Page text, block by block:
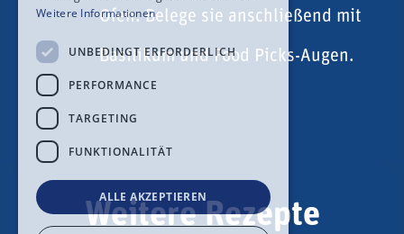
Ofen. Belege sie anschließend mit
Basilikum und Food Picks-Augen.
Weitere Rezepte
Weitere Informationen
UNBEDINGT ERFORDERLICH
PERFORMANCE
TARGETING
FUNKTIONALITÄT
ALLE AKZEPTIEREN